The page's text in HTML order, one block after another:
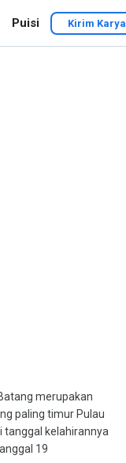
Puisi Kirim Karya
merupakan
paling timur Pulau
tanggal kelahirannya
19